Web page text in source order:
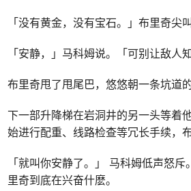
「没有黄金，没有宝石。」布里奇尖叫
「安静，」马科姆说。「可别让敌人
布里奇甩了甩尾巴，悠悠朝一条坑道
下一部升降梯在岩洞井的另一头等着
始进行配重、线路检查等冗长手续，
「就叫你安静了。」 马科姆低声怒
里奇到底在兴奋什麽。